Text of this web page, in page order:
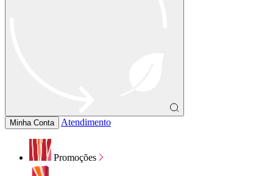
Minha Conta Atendimento
Promoções